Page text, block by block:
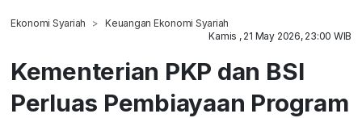
Ekonomi Syariah
Keuangan Ekonomi Syariah
Kamis , 21 May 2026, 23:00 WIB
Kementerian PKP dan BSI
Perluas Pembiayaan Program